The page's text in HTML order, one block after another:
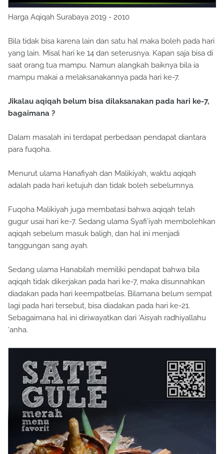
Harga Aqiqah Surabaya 2019 - 2010
Bila tidak bisa karena lain dan satu hal maka boleh pada hari
yang lain. Misal hari ke 14 dan seterusnya. Kapan saja bisa di
saat orang tua mampu. Namun alangkah baiknya bila ia
mampu makai a melaksanakannya pada hari ke-7.
Jikalau aqiqah belum bisa dilaksanakan pada hari ke-7,
bagaimana ?
Dalam masalah ini terdapat perbedaan pendapat diantara
para fuqoha.
Menurut ulama Hanafiyah dan Malikiyah, waktu aqiqah
adalah pada hari ketujuh dan tidak boleh sebelumnya.
Fuqoha Malikiyah juga membatasi bahwa aqiqah telah
gugur usai hari ke-7. Sedang ulama Syafi’iyah membolehkan
aqiqah sebelum masuk baligh, dan hal ini menjadi
tanggungan sang ayah.
Sedang ulama Hanabilah memiliki pendapat bahwa bila
aqiqah tidak dikerjakan pada hari ke-7, maka disunnahkan
diadakan pada hari keempatbelas. Bilamana belum sempat
lagi pada hari tersebut, bisa diadakan pada hari ke-21.
Sebagaimana hal ini diriwayatkan dari ‘Aisyah radhiyallahu
‘anha.